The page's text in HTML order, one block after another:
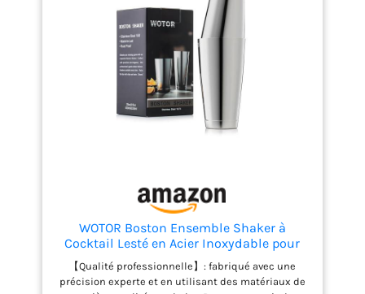
Iced Tea et plus encore. Les shakers à cocktail sont
indispensables pour le bar de la maison et sont
donc parfaits comme cadeau de pendaison de
crémaillère, cadeau de mariage et cadeau pour le
premier appartement ou les nouveaux diplômés
universitaires.
WOTOR Boston Ensemble Shaker à
Cocktail Lesté en Acier Inoxydable pour
Barman 530 ml et 830 ml, Shaker à
Martini en Métal, Outils de Bar
Professionnels (Argenté)
【Qualité professionnelle】: fabriqué avec une
précision experte et en utilisant des matériaux de